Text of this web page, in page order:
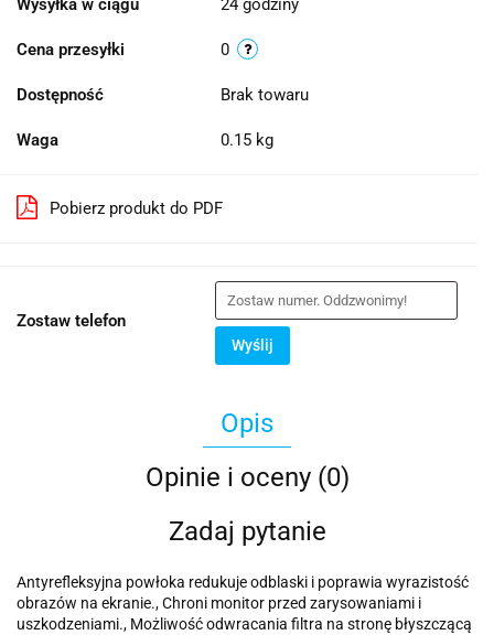
Wysyłka w ciągu 24 godziny
Cena przesyłki 0
Dostępność Brak towaru
Waga 0.15 kg
Pobierz produkt do PDF
Zostaw telefon
Wyślij
Opis
Opinie i oceny (0)
Zadaj pytanie
Antyrefleksyjna powłoka redukuje odblaski i poprawia wyrazistość
obrazów na ekranie., Chroni monitor przed zarysowaniami i
uszkodzeniami., Możliwość odwracania filtra na stronę błyszczącą